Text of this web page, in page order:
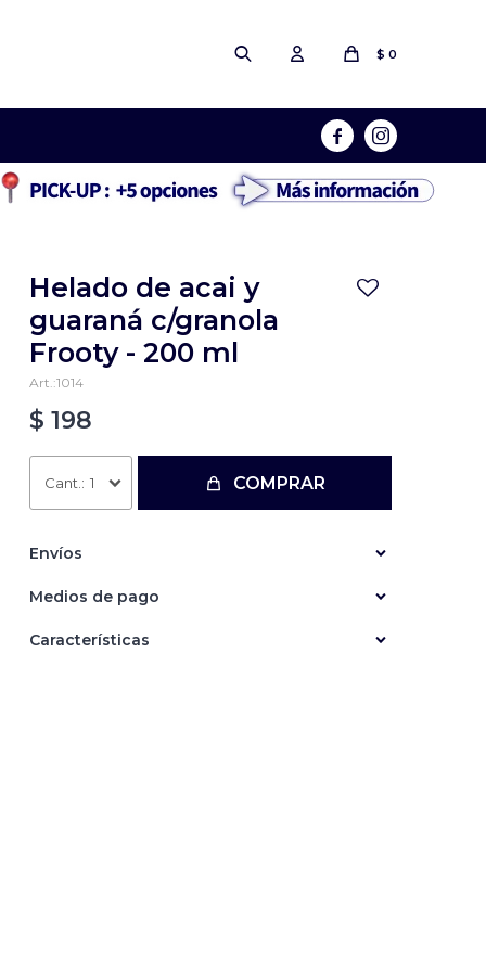
$ 0
 
Helado de acai y
guaraná c/granola
Frooty - 200 ml
1014
$ 198
1 COMPRAR
Envíos
Medios de pago
Características